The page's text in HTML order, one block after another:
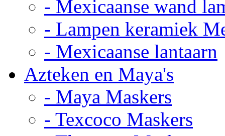
- Mexicaanse wand
- Lampen keramiek
- Mexicaanse lantaarn
Azteken en Maya's
- Maya Maskers
- Texcoco Maskers